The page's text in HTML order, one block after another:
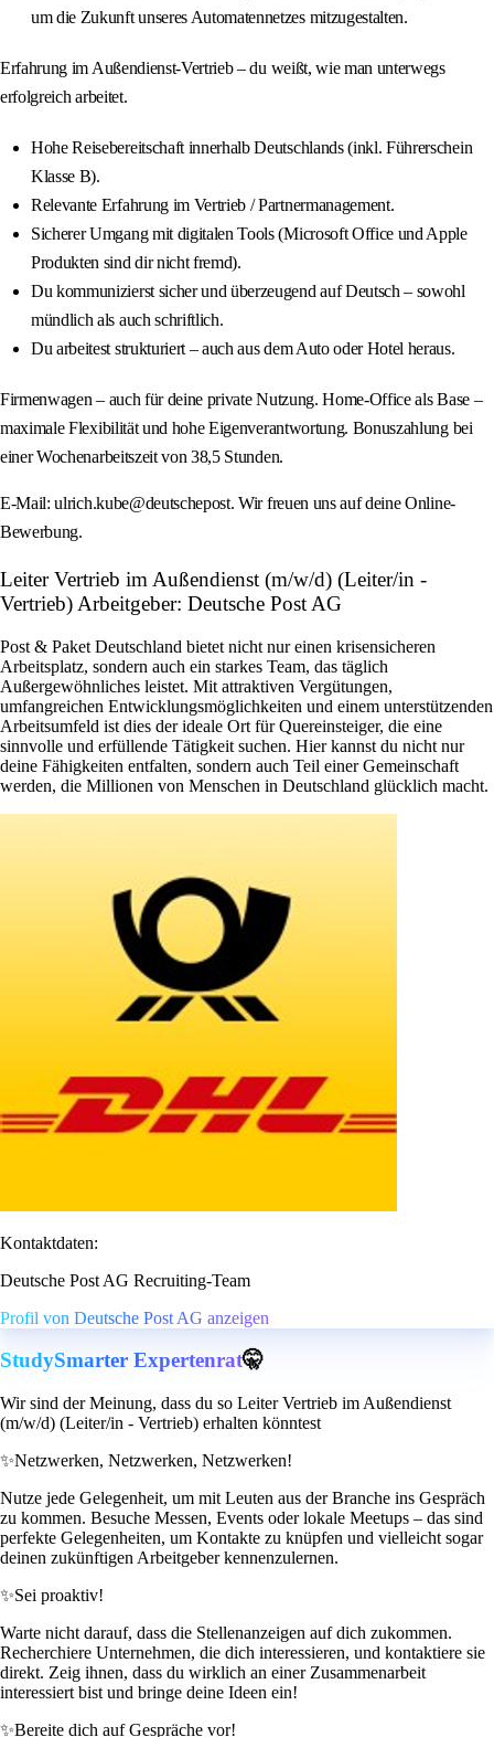
um die Zukunft unseres Automatennetzes mitzugestalten.
Erfahrung im Außendienst-Vertrieb – du weißt, wie man unterwegs
erfolgreich arbeitet.
Hohe Reisebereitschaft innerhalb Deutschlands (inkl. Führerschein
Klasse B).
Relevante Erfahrung im Vertrieb / Partnermanagement.
Sicherer Umgang mit digitalen Tools (Microsoft Office und Apple
Produkten sind dir nicht fremd).
Du kommunizierst sicher und überzeugend auf Deutsch – sowohl
mündlich als auch schriftlich.
Du arbeitest strukturiert – auch aus dem Auto oder Hotel heraus.
Firmenwagen – auch für deine private Nutzung. Home-Office als Base –
maximale Flexibilität und hohe Eigenverantwortung. Bonuszahlung bei
einer Wochenarbeitszeit von 38,5 Stunden.
E-Mail: ulrich.kube@deutschepost. Wir freuen uns auf deine Online-
Bewerbung.
Leiter Vertrieb im Außendienst (m/w/d) (Leiter/in -
Vertrieb) Arbeitgeber: Deutsche Post AG
Post & Paket Deutschland bietet nicht nur einen krisensicheren
Arbeitsplatz, sondern auch ein starkes Team, das täglich
Außergewöhnliches leistet. Mit attraktiven Vergütungen,
umfangreichen Entwicklungsmöglichkeiten und einem unterstützenden
Arbeitsumfeld ist dies der ideale Ort für Quereinsteiger, die eine
sinnvolle und erfüllende Tätigkeit suchen. Hier kannst du nicht nur
deine Fähigkeiten entfalten, sondern auch Teil einer Gemeinschaft
werden, die Millionen von Menschen in Deutschland glücklich macht.
Kontaktdaten:
Deutsche Post AG Recruiting-Team
Profil von Deutsche Post AG anzeigen
StudySmarter Expertenrat🤫
Wir sind der Meinung, dass du so Leiter Vertrieb im Außendienst
(m/w/d) (Leiter/in - Vertrieb) erhalten könntest
✨Netzwerken, Netzwerken, Netzwerken!
Nutze jede Gelegenheit, um mit Leuten aus der Branche ins Gespräch
zu kommen. Besuche Messen, Events oder lokale Meetups – das sind
perfekte Gelegenheiten, um Kontakte zu knüpfen und vielleicht sogar
deinen zukünftigen Arbeitgeber kennenzulernen.
✨Sei proaktiv!
Warte nicht darauf, dass die Stellenanzeigen auf dich zukommen.
Recherchiere Unternehmen, die dich interessieren, und kontaktiere sie
direkt. Zeig ihnen, dass du wirklich an einer Zusammenarbeit
interessiert bist und bringe deine Ideen ein!
✨Bereite dich auf Gespräche vor!